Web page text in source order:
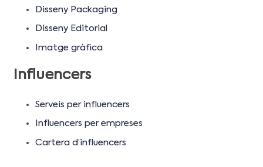
Disseny Packaging
Disseny Editorial
Imatge gràfica
Influencers
Serveis per influencers
Influencers per empreses
Cartera d’influencers